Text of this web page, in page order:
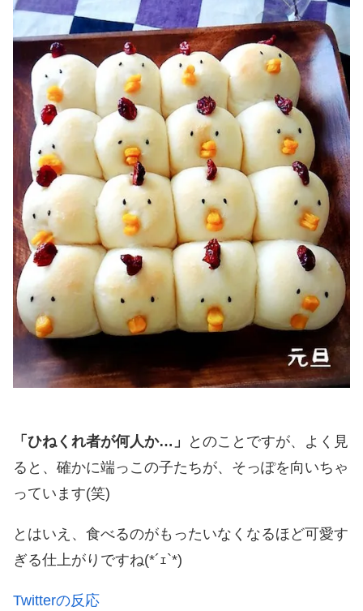
「ひねくれ者が何人か…」
とのことですが、よく見
ると、確かに端っこの子たちが、そっぽを向いちゃ
っています(笑)
とはいえ、食べるのがもったいなくなるほど可愛す
ぎる仕上がりですね(*´ｪ`*)
Twitterの反応